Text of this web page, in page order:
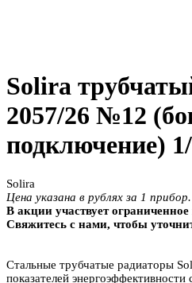
Solira
2057/26 №12
подключение)
Solira
Цена указана в рублях за 1 прибор.
В акции участвует ограниченное
Свяжитесь с нами, чтобы
Стальные трубчатые радиаторы
показателей